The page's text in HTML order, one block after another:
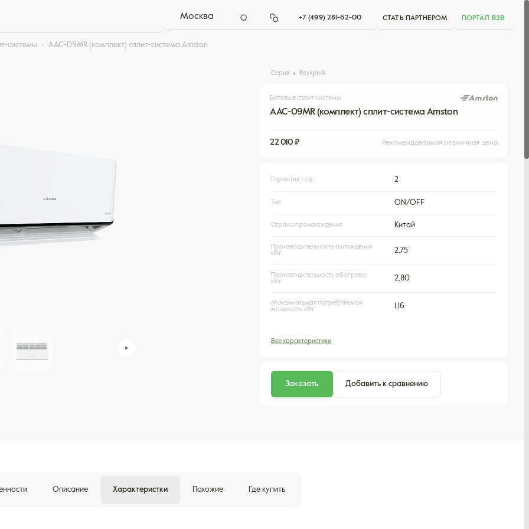
Москва +7 (499) 281-62-00 СТАТЬ ПАРТНЕРОМ ПОРТАЛ B2B
системы AAC-09MR (комплект) сплит-система Amston
Серия Reykjavik
Бытовые сплит-системы
AAC-09MR (комплект) сплит-система Amston
22 010 ₽ Рекомендованная розничная цена
Гарантия, год 2
Тип ON/OFF
Страна происхождения Китай
Производительность охлаждения,
кВт
2,75
Производительность обогрева,
кВт
2,80
Максимальная потребляемая
мощность, кВт
1,16
Все характеристики
Заказать Добавить к сравнению
Описание Характеристки Похожие Где купить